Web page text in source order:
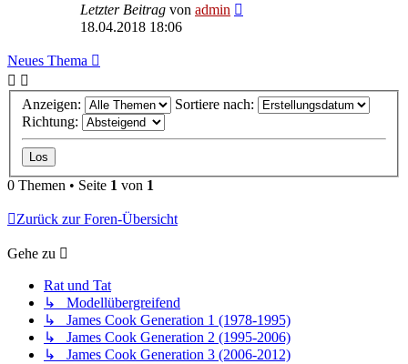
Letzter Beitrag von admin
18.04.2018 18:06
Neues Thema
Anzeigen:
Sortiere nach:
Richtung:
0 Themen • Seite 1 von 1
Zurück zur Foren-Übersicht
Gehe zu
Rat und Tat
↳ Modellübergreifend
↳ James Cook Generation 1 (1978-1995)
↳ James Cook Generation 2 (1995-2006)
↳ James Cook Generation 3 (2006-2012)